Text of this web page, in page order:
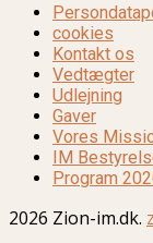
cookies
Kontakt os
Vedtægter
Udlejning
Gaver
Vores
IM
Program
2026 Zion-im.dk.